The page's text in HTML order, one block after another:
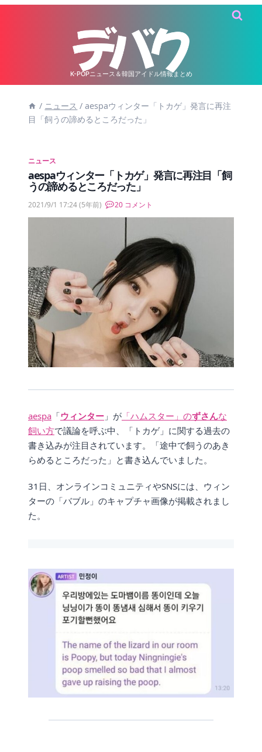
K-POPニュース＆韓国アイドル情報まとめ
/ ニュース / aespaウィンター「トカゲ」発言に再注
目「飼うの諦めるところだった」
ニュース
aespaウィンター「トカゲ」発言に再注目「飼
うの諦めるところだった」
2021/9/1 17:24(5年前) 20 コメント
aespa 「ウィンター 」が 「ハムスター」のずさんな
飼い方で議論を呼ぶ中、「トカゲ」に関する過去の
書き込みが注目されています。「途中で飼うのあき
らめるところだった」と書き込んでいました。
31日、オンラインコミュニティやSNSには、ウィン
ターの「バブル」のキャプチャ画像が掲載されまし
た。